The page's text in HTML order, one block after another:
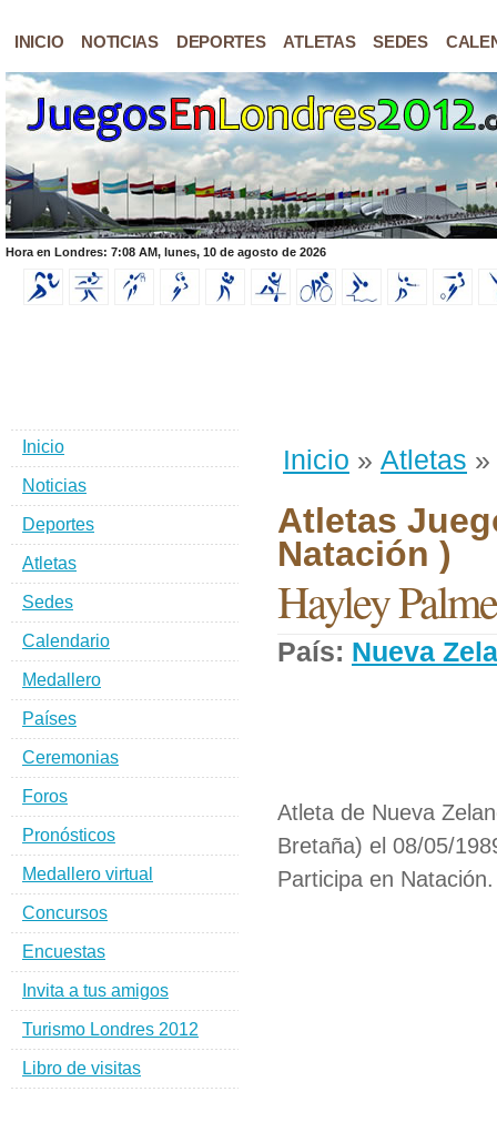
INICIO NOTICIAS DEPORTES ATLETAS SEDES
Hora en Londres: 7:08 AM, lunes, 10 de agosto de 2026
Inicio » Atletas »
Atletas
Natación )
Hayley
País: Nueva
Atleta de Nueva
Bretaña) el 08/05/
Participa en Natación.
Inicio
Noticias
Deportes
Atletas
Sedes
Calendario
Medallero
Países
Ceremonias
Foros
Pronósticos
Medallero virtual
Concursos
Encuestas
Invita a tus amigos
Turismo Londres 2012
Libro de visitas